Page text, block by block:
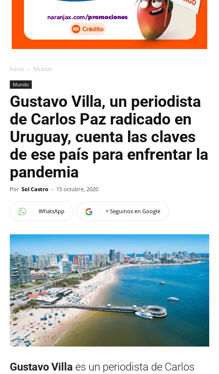
Inicio Mundo
Mundo
Gustavo Villa, un periodista
de Carlos Paz radicado en
Uruguay, cuenta las claves
de ese país para enfrentar la
pandemia
Por Sol Castro - 15 octubre, 2020
WhatsApp + Seguinos en Google
Gustavo Villa es un periodista de Carlos